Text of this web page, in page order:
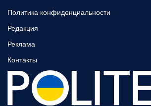
Политика конфиденциальности
Редакция
Реклама
Контакты